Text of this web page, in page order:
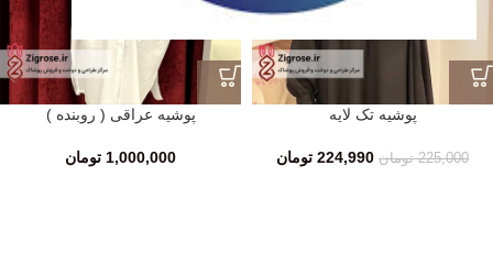
پوشیه تک لایه
225,000 تومان 224,990 تومان
پوشیه عراقی ( روبنده )
1,000,000 تومان